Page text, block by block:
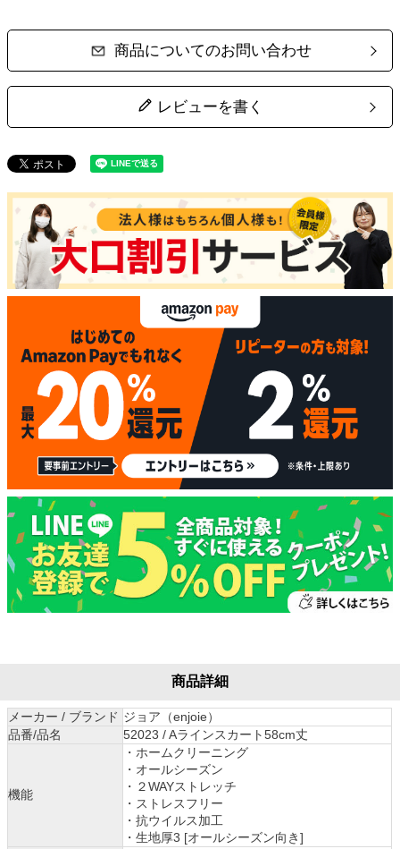
商品についてのお問い合わせ
レビューを書く
商品詳細
メーカー / ブランド ジョア（enjoie）
品番/品名
52023 / Aラインスカート58cm丈
機能
・ホームクリーニング
・オールシーズン
・２WAYストレッチ
・ストレスフリー
・抗ウイルス加工
・生地厚3 [オールシーズン向き]